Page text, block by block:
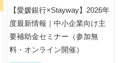
【愛媛銀行×Stayway】2026年
度最新情報｜中小企業向け主
要補助金セミナー（参加無
料・オンライン開催）